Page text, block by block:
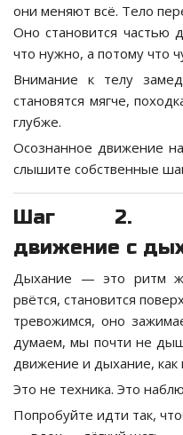
они меняют всё. Тело
Оно становится частью
что нужно, а потому что
Внимание к телу
становятся мягче,
глубже.
Осознанное движение
слышите собственные
Шаг 2.
движение с
Дыхание — это ритм
рвётся, становится
тревожимся, оно
думаем, мы почти не
движение и дыхание, как
Это не техника. Это
Попробуйте идти так,